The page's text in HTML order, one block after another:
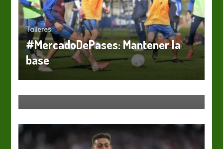
Talleres
#MercadoDePases: Mantener la
base
Boca Juniors Liga Profesional Talleres
Apareció un rayo de sol en medio